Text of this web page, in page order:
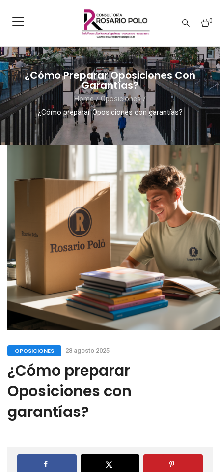
0
¿Cómo Preparar Oposiciones Con
Garantías?
Home/ Oposiciones/
¿Cómo preparar Oposiciones con garantías?
OPOSICIONES 28 agosto 2025
¿Cómo preparar
Oposiciones con
garantías?